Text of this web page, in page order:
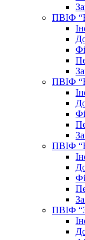
ПВІФ
ПВІФ
ПВІФ
ПВІФ